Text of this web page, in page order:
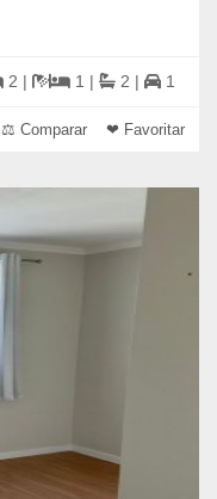
2 | 1 | 2 | 1
⚖ Comparar ❤ Favoritar